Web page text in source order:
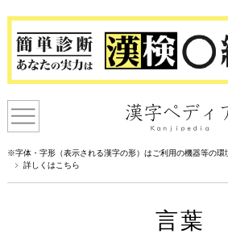
※字体・字形（表示される漢字の形）はご利用の機器等の環
詳しくはこちら
言葉